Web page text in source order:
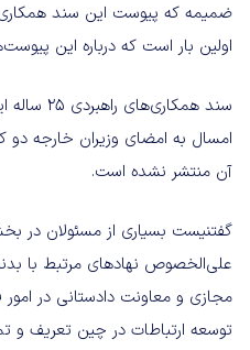
ضمیمه که پیوست این سند
اولین بار است که درباره این
سند
امسال به امضای وزیران خارجه
آن منتشر نشده است.
گفتنیست بسیاری از مسئولان در
علی‌الخصوص نهادهای مرتبط با
مجازی و معاونت دادستانی در
توسعه ارتباطات در چین تعریف و